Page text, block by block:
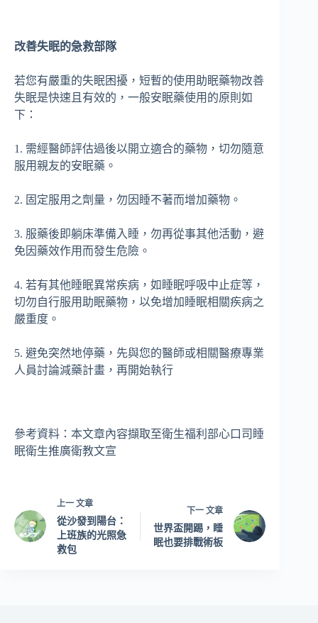
改善失眠的急救部隊
若您有嚴重的失眠困擾，短暫的使用助眠藥物改善
失眠是快速且有效的，一般安眠藥使用的原則如
下：
1. 需經醫師評估過後以開立適合的藥物，切勿隨意
服用親友的安眠藥。
2. 固定服用之劑量，勿因睡不著而增加藥物。
3. 服藥後即躺床準備入睡，勿再從事其他活動，避
免因藥效作用而發生危險。
4. 若有其他睡眠異常疾病，如睡眠呼吸中止症等，
切勿自行服用助眠藥物，以免增加睡眠相關疾病之
嚴重度。
5. 避免突然地停藥，先與您的醫師或相關醫療專業
人員討論減藥計畫，再開始執行
參考資料：本文章內容擷取至衛生福利部心口司睡
眠衛生推廣衛教文宣
上一 文章
從沙發到陽台：
上班族的光照急
救包
下一文章
世界盃開踢，睡
眠也要排戰術板